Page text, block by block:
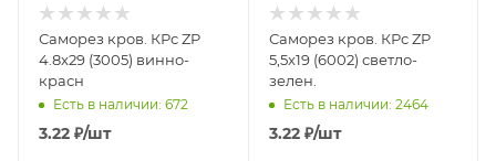
Саморез кров. КРс ZP
4.8x29 (3005) винно-
красн
Есть в наличии: 672
3.22 ₽/шт
Саморез кров. КРс ZP
5,5x19 (6002) светло-
зелен.
Есть в наличии: 2464
3.22₽/шт